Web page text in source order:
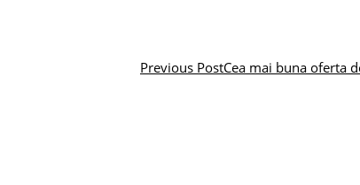
Previous PostCea mai buna oferta